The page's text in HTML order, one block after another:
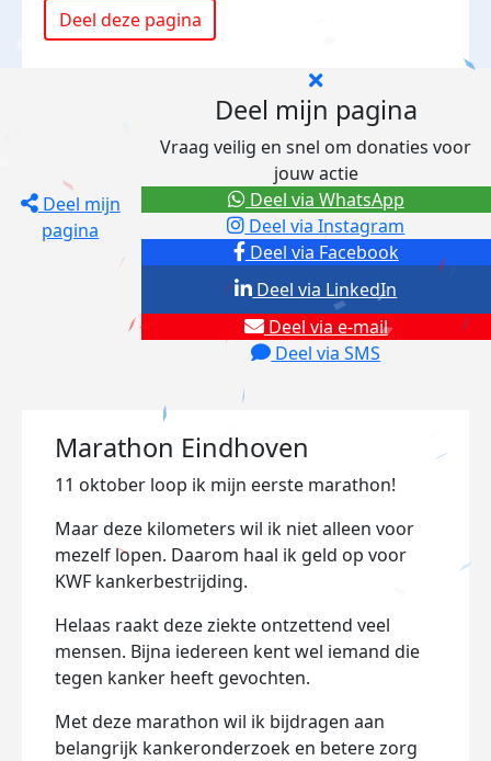
Deel deze pagina
Deel mijn
pagina
Deel mijn pagina
Vraag veilig en snel om donaties voor
jouw actie
Deel via Facebook
Deel via Instagram
Deel via e-mail
Deel via SMS
Deel via LinkedIn
Deel via WhatsApp
Marathon Eindhoven
11 oktober loop ik mijn eerste marathon!
Maar deze kilometers wil ik niet alleen voor
mezelf lopen. Daarom haal ik geld op voor
KWF kankerbestrijding.
Helaas raakt deze ziekte ontzettend veel
mensen. Bijna iedereen kent wel iemand die
tegen kanker heeft gevochten.
Met deze marathon wil ik bijdragen aan
belangrijk kankeronderzoek en betere zorg